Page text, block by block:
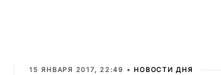
15 ЯНВАРЯ 2017, 22:49 • НОВОСТИ ДНЯ